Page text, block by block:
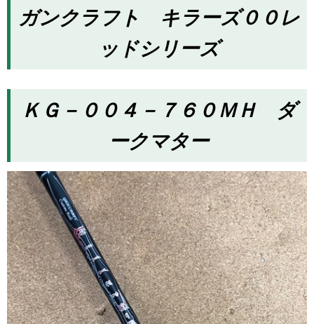
ガンクラフト キラーズ００レ
ッドシリーズ
ＫＧ－００４－７６０ＭＨ ダ
ークマター